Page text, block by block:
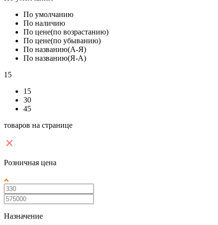
По умолчанию
По наличию
По цене(по возрастанию)
По цене(по убыванию)
По названию(А-Я)
По названию(Я-А)
15
15
30
45
товаров на странице
Розничная цена
Назначение